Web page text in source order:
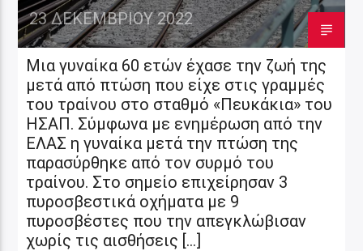
23 ΔΕΚΕΜΒΡΊΟΥ 2022
Μια γυναίκα 60 ετών έχασε την ζωή της
μετά από πτώση που είχε στις γραμμές
του τραίνου στο σταθμό «Πευκάκια» του
ΗΣΑΠ. Σύμφωνα με ενημέρωση από την
ΕΛΑΣ η γυναίκα μετά την πτώση της
παρασύρθηκε από τον συρμό του
τραίνου. Στο σημείο επιχείρησαν 3
πυροσβεστικά οχήματα με 9
πυροσβέστες που την απεγκλώβισαν
χωρίς τις αισθήσεις […]